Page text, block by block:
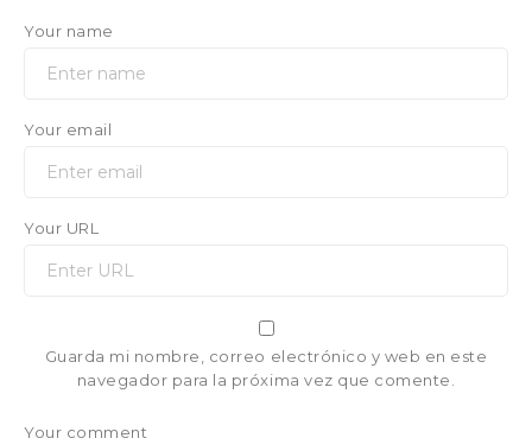
Your name
Your email
Your URL
Guarda mi nombre, correo electrónico y web en este
navegador para la próxima vez que comente.
Your comment